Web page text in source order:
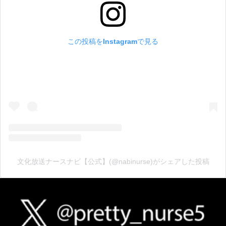
この投稿をInstagramで見る
文化放送ナースナビ【公式】(@nabinurse)がシェアした投稿